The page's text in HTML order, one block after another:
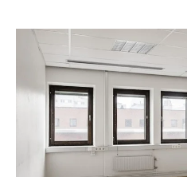
Livdjursgatan 4